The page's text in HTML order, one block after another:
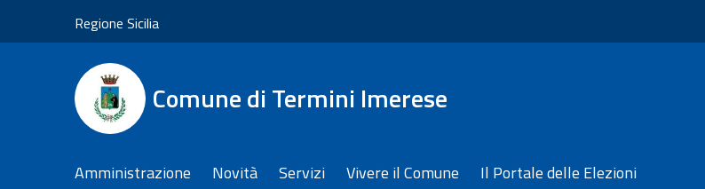
Regione Sicilia
Comune di Termini Imerese
Amministrazione Novità Servizi Vivere il Comune Il Portale delle Elezioni